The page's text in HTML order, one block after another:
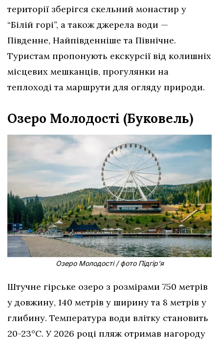
території зберігся скельний монастир у
“Білій горі”, а також джерела води —
Південне, Найпівденніше та Північне.
Туристам пропонують екскурсії від колишніх
місцевих мешканців, прогулянки на
теплоході та маршрути для огляду природи.
Озеро Молодості (Буковель)
Озеро Молодості / фото Підгір’я
Штучне гірське озеро з розмірами 750 метрів
у довжину, 140 метрів у ширину та 8 метрів у
глибину. Температура води влітку становить
20-23°C. У 2026 році пляж отримав нагороду